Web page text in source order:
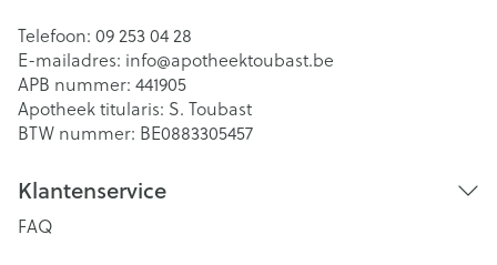
Telefoon: 09 253 04 28
E-mailadres: info@apotheektoubast.be
APB nummer: 441905
Apotheek titularis: S. Toubast
BTW nummer: BE0883305457
Klantenservice
FAQ